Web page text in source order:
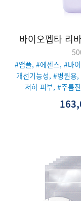
바이오펩타 리
#앰플, #에센스, #바
개선기능성, #병원용
저하 피부, #주름